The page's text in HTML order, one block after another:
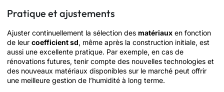
Pratique et ajustements
Ajuster continuellement la sélection des matériaux en fonction
de leur coefficient sd, même après la construction initiale, est
aussi une excellente pratique. Par exemple, en cas de
rénovations futures, tenir compte des nouvelles technologies et
des nouveaux matériaux disponibles sur le marché peut offrir
une meilleure gestion de l’humidité à long terme.